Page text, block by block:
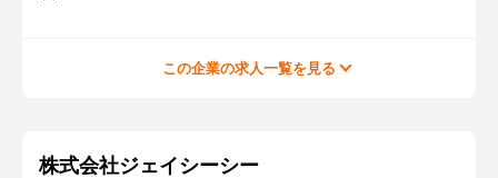
この企業の求人一覧を見る
株式会社ジェイシーシー